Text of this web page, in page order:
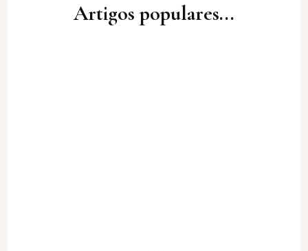
Artigos populares...